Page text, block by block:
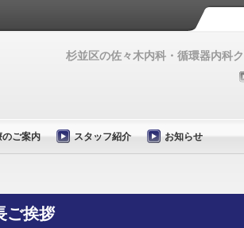
杉並区の佐々木内科・循環器内科
のご案内 スタッフ紹介 お知らせ
ご挨拶